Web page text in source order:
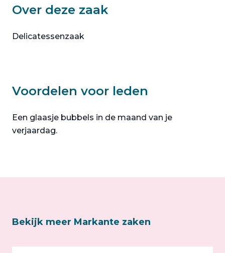
Over deze zaak
Delicatessenzaak
Voordelen voor leden
Een glaasje bubbels in de maand van je
verjaardag.
Bekijk meer Markante zaken